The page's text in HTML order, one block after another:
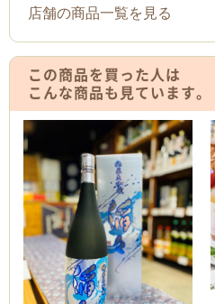
店舗の商品一覧を見る
この商品を買った人は
こんな商品も見ています。